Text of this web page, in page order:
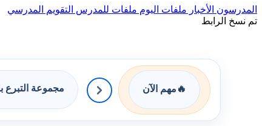
المدرسون الأخبار ملفات اليوم ملفات للمدرس التقويم المدرسي
تم نسخ الرابط
🔥 مهم الآن مجموعة التبرع